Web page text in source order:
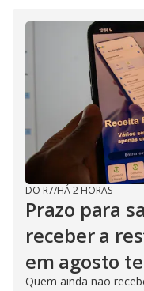
DO R7/HÁ 2 HORAS
Prazo para
receber a
em agosto
Quem ainda não